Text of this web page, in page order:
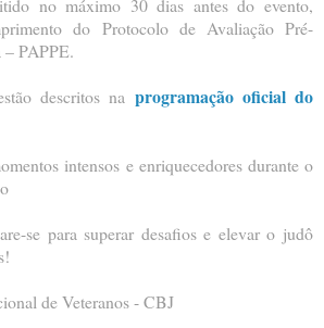
do Protocolo de Avaliação Pré-
PAPPE.
descritos na programação oficial do
intensos e enriquecedores durante o
se para superar desafios e elevar o judô
de Veteranos - CBJ